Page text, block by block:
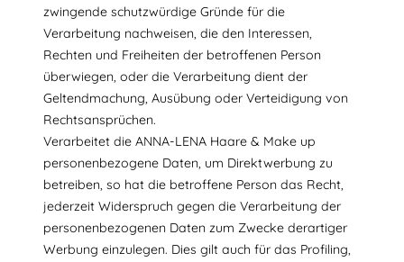
zwingende schutzwürdige Gründe für die
Verarbeitung nachweisen, die den Interessen,
Rechten und Freiheiten der betroffenen Person
überwiegen, oder die Verarbeitung dient der
Geltendmachung, Ausübung oder Verteidigung von
Rechtsansprüchen.
Verarbeitet die ANNA-LENA Haare & Make up
personenbezogene Daten, um Direktwerbung zu
betreiben, so hat die betroffene Person das Recht,
jederzeit Widerspruch gegen die Verarbeitung der
personenbezogenen Daten zum Zwecke derartiger
Werbung einzulegen. Dies gilt auch für das Profiling,